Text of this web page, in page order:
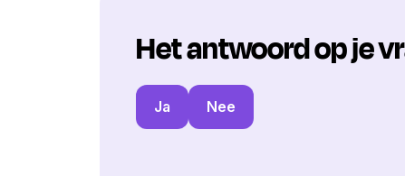
Het antwoord op je
Ja Nee